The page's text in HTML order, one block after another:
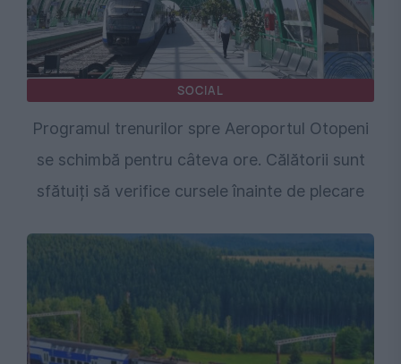
SOCIAL
Programul trenurilor spre Aeroportul Otopeni
se schimbă pentru câteva ore. Călătorii sunt
sfătuiți să verifice cursele înainte de plecare